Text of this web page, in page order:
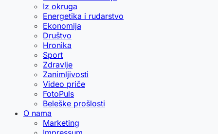
Iz okruga
Energetika i rudarstvo
Ekonomija
Društvo
Hronika
Sport
Zdravlje
Zanimljivosti
Video priče
FotoPuls
Beleške prošlosti
O nama
Marketing